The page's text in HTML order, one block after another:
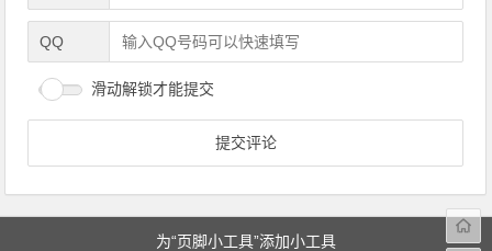
QQ
滑动解锁才能提交
为“页脚小工具”添加小工具